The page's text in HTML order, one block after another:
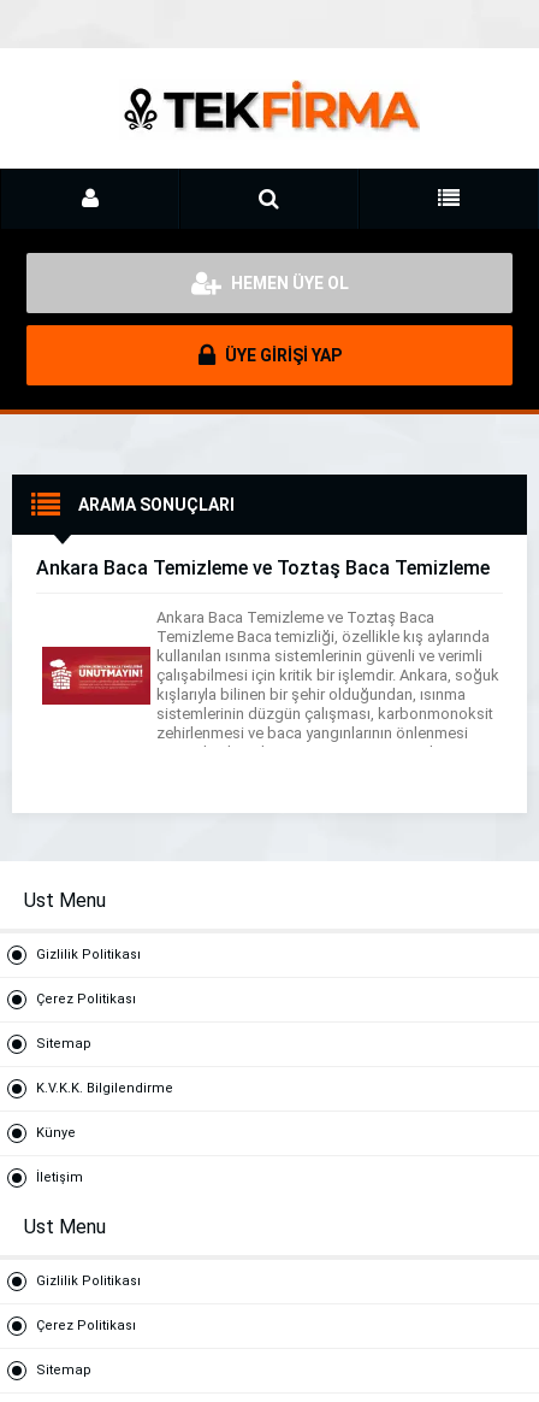
HEMEN ÜYE OL
ÜYE GİRİŞİ YAP
ARAMA SONUÇLARI
Ankara Baca Temizleme ve Toztaş Baca Temizleme
Ankara Baca Temizleme ve Toztaş Baca
Temizleme Baca temizliği, özellikle kış aylarında
kullanılan ısınma sistemlerinin güvenli ve verimli
çalışabilmesi için kritik bir işlemdir. Ankara, soğuk
kışlarıyla bilinen bir şehir olduğundan, ısınma
sistemlerinin düzgün çalışması, karbonmonoksit
zehirlenmesi ve baca yangınlarının önlenmesi
açısından büyük önem taşır. Baca temizleme
Ust Menu
Gizlilik Politikası
Çerez Politikası
Sitemap
K.V.K.K. Bilgilendirme
Künye
İletişim
Ust Menu
Gizlilik Politikası
Çerez Politikası
Sitemap